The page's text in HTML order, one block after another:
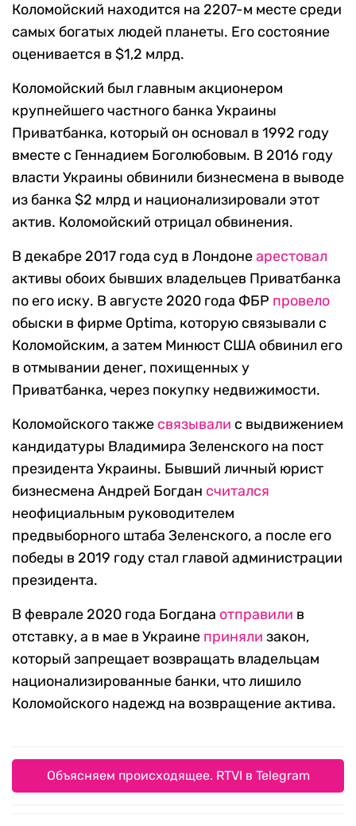
Коломойский находится на 2207-м месте среди
самых богатых людей планеты. Его состояние
оценивается в $1,2 млрд.
Коломойский был главным акционером
крупнейшего частного банка Украины
Приватбанка, который он основал в 1992 году
вместе с Геннадием Боголюбовым. В 2016 году
власти Украины обвинили бизнесмена в выводе
из банка $2 млрд и национализировали этот
актив. Коломойский отрицал обвинения.
В декабре 2017 года суд в Лондонеарестовал
активы обоих бывших владельцев Приватбанка
по его иску. В августе 2020 года ФБР провело
обыски в фирме Optima, которую связывали с
Коломойским, а затем Минюст США обвинил его
в отмывании денег, похищенных у
Приватбанка, через покупку недвижимости.
Коломойского также связывали с выдвижением
кандидатуры Владимира Зеленского на пост
президента Украины. Бывший личный юрист
бизнесмена Андрей Богдан считался
неофициальным руководителем
предвыборного штаба Зеленского, а после его
победы в 2019 году стал главой администрации
президента.
В феврале 2020 года Богдана отправили в
отставку, а в мае в Украине приняли закон,
который запрещает возвращать владельцам
национализированные банки, что лишило
Коломойского надежд на возвращение актива.
Объясняем происходящее. RTVI в Telegram